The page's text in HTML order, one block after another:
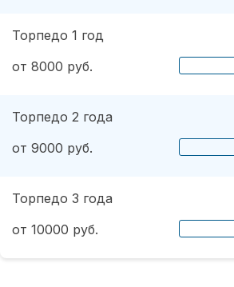
Торпедо 1 год
от 8000 руб.
Торпедо 2 года
от 9000 руб.
Торпедо 3 года
от 10000 руб.